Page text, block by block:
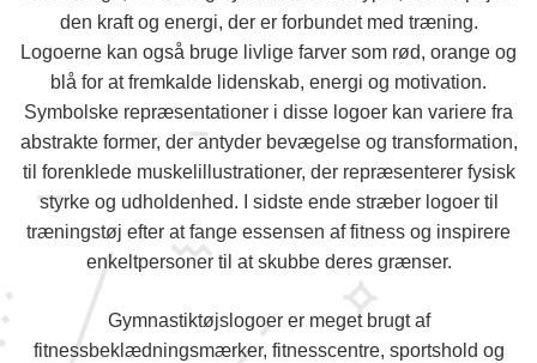
den kraft og energi, der er forbundet med træning.
Logoerne kan også bruge livlige farver som rød, orange og
blå for at fremkalde lidenskab, energi og motivation.
Symbolske repræsentationer i disse logoer kan variere fra
abstrakte former, der antyder bevægelse og transformation,
til forenklede muskelillustrationer, der repræsenterer fysisk
styrke og udholdenhed. I sidste ende stræber logoer til
træningstøj efter at fange essensen af fitness og inspirere
enkeltpersoner til at skubbe deres grænser.
Gymnastiktøjslogoer er meget brugt af
fitnessbeklædningsmærker, fitnesscentre, sportshold og